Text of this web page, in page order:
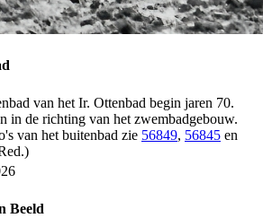
van het Ir. Ottenbad begin jaren 70.
in de richting van het zwembadgebouw.
van het buitenbad zie 56849, 56845 en
Beeld